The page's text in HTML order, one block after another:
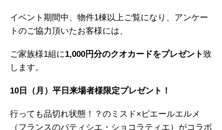
イベント期間中、物件1棟以上ご覧になり、アンケー
トのご協力頂いたお客様には、
ご家族様1組に1,000円分のクオカードをプレゼント致
します。
10日（月）平日来場者様限定プレゼント！
行っても品切れ状態！？のミスド×ピエールエルメ
（フランスのパティシエ・ショコラティエ）がコラボ